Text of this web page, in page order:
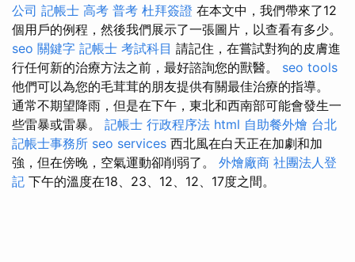
公司 記帳士 高考 普考 杜拜簽證 在本文中，我們帶來了12
個用戶的例程，然後我們展示了一張圖片，以查看有多少。
seo 關鍵字 記帳士 考試科目 請記住，在嘗試對狗的皮膚進
行任何新的治療方法之前，最好諮詢您的獸醫。 seo tools
他們可以為您的毛茸茸的朋友提供有關最佳治療的指導。
通常不期望降雨，但是在下午，東北和西南部可能會發生一
些雷暴或雷暴。 記帳士 行政程序法 html 自助餐外燴 台北
記帳士事務所 seo services 西北風在白天正在加劇和加
強，但在傍晚，空氣運動卻削弱了。 外燴廠商 社團法人登
記 下午的溫度在18、23、12、12、17度之間。